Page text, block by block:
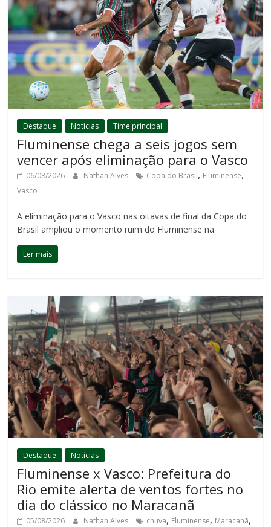
Destaque Notícias Time principal
Fluminense chega a seis jogos sem
vencer após eliminação para o Vasco
06/08/2026 Nathan Alves Copa do Brasil, Fluminense,
Vasco
A eliminação para o Vasco nas oitavas de final da Copa do
Brasil ampliou o momento ruim do Fluminense na
Ler mais
Destaque Notícias
Fluminense x Vasco: Prefeitura do
Rio emite alerta de ventos fortes no
dia do clássico no Maracanã
05/08/2026 Nathan Alves chuva, Fluminense, Maracanã,